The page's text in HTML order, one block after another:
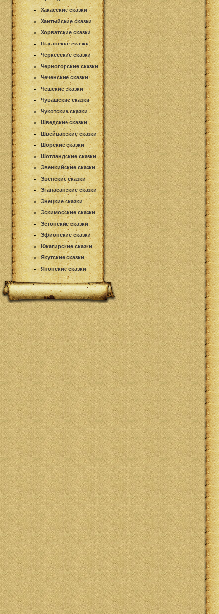
Хакасские сказки
Хантыйские сказки
Хорватские сказки
Цыганские сказки
Черкесские сказки
Черногорские сказки
Чеченские сказки
Чешские сказки
Чувашские сказки
Чукотские сказки
Шведские сказки
Швейцарские сказки
Шорские сказки
Шотландские сказки
Эвенкийские сказки
Эвенские сказки
Эганасанские сказки
Энецкие сказки
Эскимосские сказки
Эстонские сказки
Эфиопские сказки
Юкагирские сказки
Якутские сказки
Японские сказки